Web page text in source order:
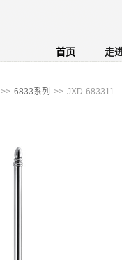
首页 走
>> 6833系列 >> JXD-683311